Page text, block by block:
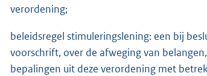
verordening;
beleidsregel stimuleringslening: een bij
voorschrift, over de afweging van
bepalingen uit deze verordening met